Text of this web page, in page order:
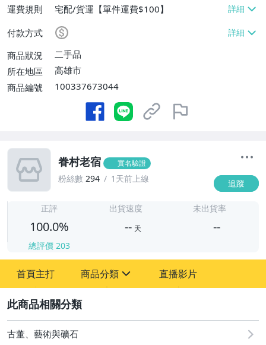
運費規則
宅配/貨運【單件運費$100】
付款方式
商品狀況
二手品
所在地區
高雄市
商品編號
100337673044
眷村老宿 實名驗證
粉絲數 294 1天前上線 追蹤
正評
100.0%
總評價 203
出貨速度
-- 天
未出貨率
--
首頁主打 商品分類
圖書/影音/文具
直播影片
古董、藝術與礦石